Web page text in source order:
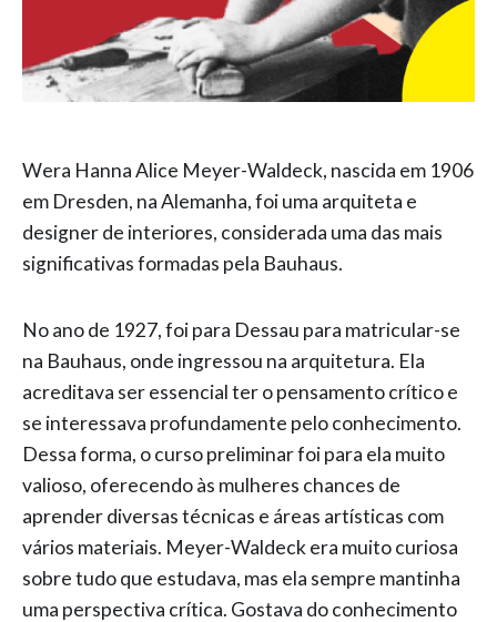
Wera Hanna Alice Meyer-Waldeck, nascida em 1906
em Dresden, na Alemanha, foi uma arquiteta e
designer de interiores, considerada uma das mais
significativas formadas pela Bauhaus.
No ano de 1927, foi para Dessau para matricular-se
na Bauhaus, onde ingressou na arquitetura. Ela
acreditava ser essencial ter o pensamento crítico e
se interessava profundamente pelo conhecimento.
Dessa forma, o curso preliminar foi para ela muito
valioso, oferecendo às mulheres chances de
aprender diversas técnicas e áreas artísticas com
vários materiais. Meyer-Waldeck era muito curiosa
sobre tudo que estudava, mas ela sempre mantinha
uma perspectiva crítica. Gostava do conhecimento